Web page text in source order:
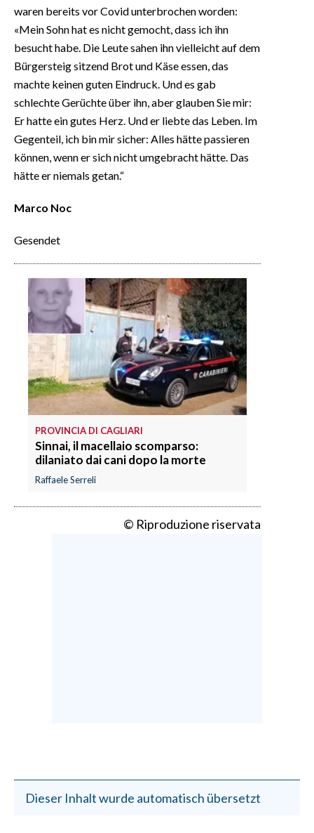
waren bereits vor Covid unterbrochen worden:
«Mein Sohn hat es nicht gemocht, dass ich ihn
besucht habe. Die Leute sahen ihn vielleicht auf dem
Bürgersteig sitzend Brot und Käse essen, das
machte keinen guten Eindruck. Und es gab
schlechte Gerüchte über ihn, aber glauben Sie mir:
Er hatte ein gutes Herz. Und er liebte das Leben. Im
Gegenteil, ich bin mir sicher: Alles hätte passieren
können, wenn er sich nicht umgebracht hätte. Das
hätte er niemals getan.“
Marco Noc
Gesendet
PROVINCIA DI CAGLIARI
Sinnai, il macellaio scomparso:
dilaniato dai cani dopo la morte
Raffaele Serreli
© Riproduzione riservata
Dieser Inhalt wurde automatisch übersetzt